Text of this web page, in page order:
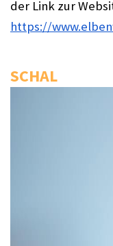
https://
SCHAL